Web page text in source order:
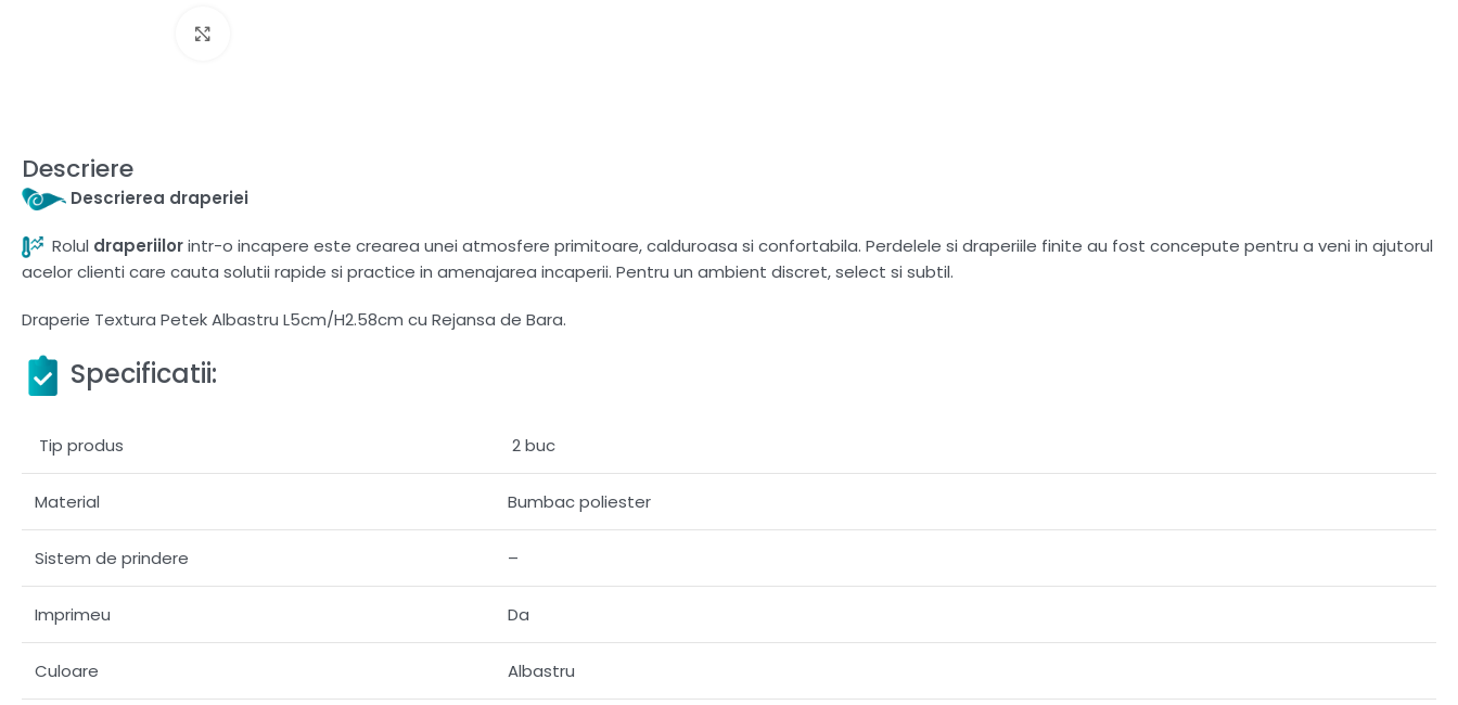
Descriere
Descrierea draperiei
Rolul draperiilorintr-o incapere este crearea unei atmosfere primitoare, calduroasa si confortabila. Perdelele si draperiile finite au fost concepute pentru a veni in ajutorul
acelor clienti care cauta solutii rapide si practice in amenajarea incaperii. Pentru un ambient discret, select si subtil.
Draperie Textura Petek Albastru L5cm/H2.58cm cu Rejansa de Bara.
Specificatii:
Tip produs 2 buc
Material Bumbac poliester
Sistem de prindere –
Imprimeu Da
Culoare Albastru